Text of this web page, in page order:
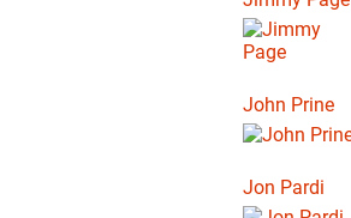
John Prine
Jon Pardi